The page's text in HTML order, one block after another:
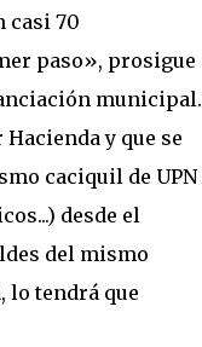
casi 70
paso», prosigue
municipal.
y que se
caciquil de UPN
desde el
del mismo
lo tendrá que